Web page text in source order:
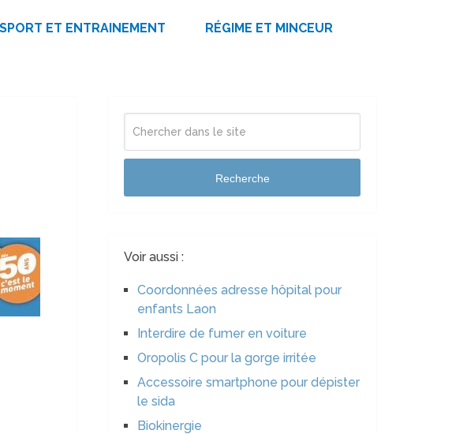
SPORT ET ENTRAINEMENT RÉGIME ET MINCEUR
Recherche
Voir aussi :
Coordonnées adresse hôpital pour
enfants Laon
Interdire de fumer en voiture
Oropolis C pour la gorge irritée
Accessoire smartphone pour dépister
le sida
Biokinergie